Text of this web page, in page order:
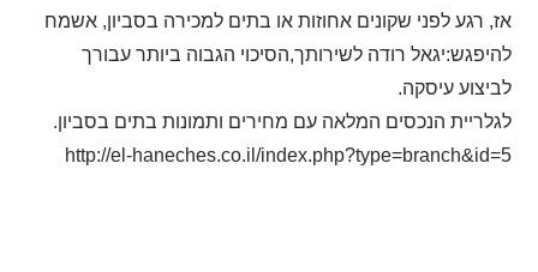
אז, רגע לפני שקונים אחוזות או בתים למכירה בסביון, אשמח
להיפגש:יגאל רודה לשירותך,הסיכוי הגבוה ביותר עבורך
לביצוע עיסקה.
לגלריית הנכסים המלאה עם מחירים ותמונות בתים בסביון.
http://el-haneches.co.il/index.php?type=branch&id=5